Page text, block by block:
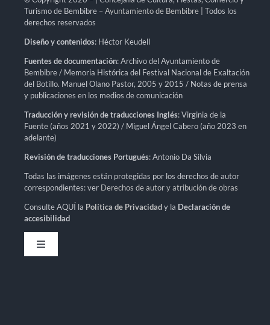
Turismo de Bembibre –Ayuntamiento de Bembibre| Todos los
derechos reservados
Diseño y contenidos: Héctor Keudell
Fuentes de documentación: Archivo del Ayuntamiento de
Bembibre / Memoria Histórica del Festival Nacional de Exaltación
del Botillo. Manuel Olano Pastor, 2005 y 2015 / Notas de prensa
y publicaciones en los medios de comunicación
Traducción y revisión de traducciones Inglés: Virginia de la
Fuente (años 2021 y 2022) / Miguel Ángel Cabero (año 2023 en
adelante)
Revisión de traducciones Portugués: Antonio Da Silvia
Todas las imágenes están protegidas por los derechos de autor
correspondientes: ver Derechos de autor y atribución de obras
Consulte AQUÍ la Política de Privacidady la Declaración de
accesibilidad
Toggle